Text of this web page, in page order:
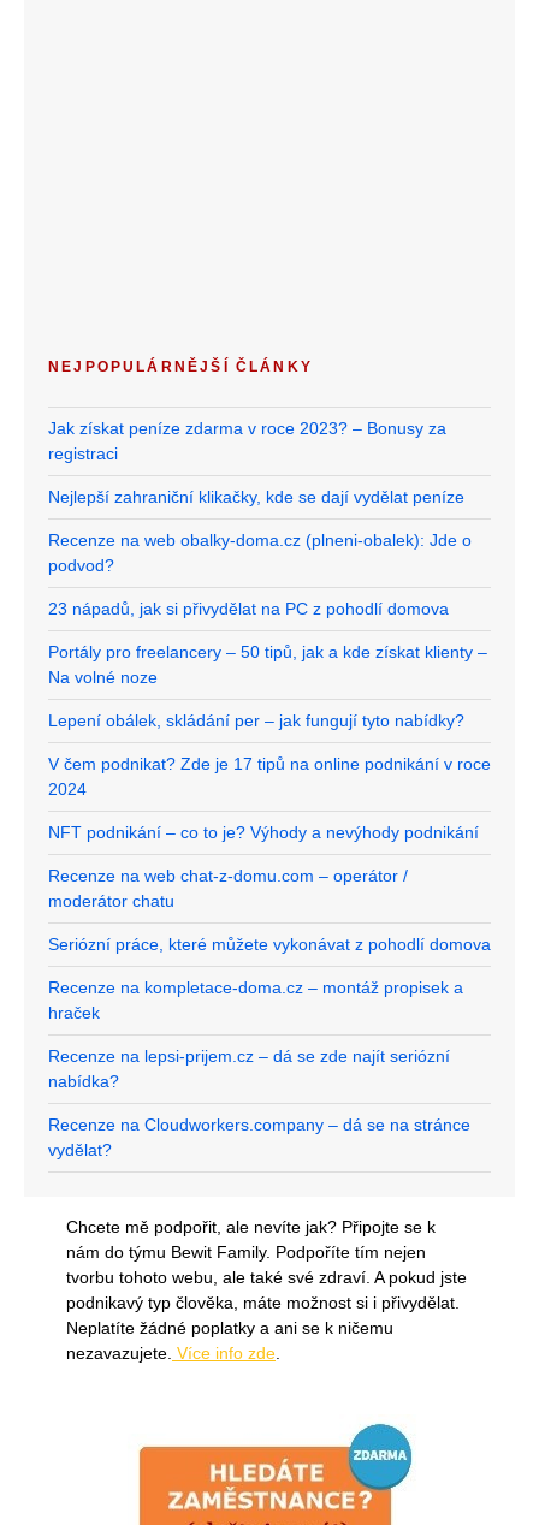
NEJPOPULÁRNĚJŠÍ ČLÁNKY
Jak získat peníze zdarma v roce 2023? – Bonusy za
registraci
Nejlepší zahraniční klikačky, kde se dají vydělat peníze
Recenze na web obalky-doma.cz (plneni-obalek): Jde o
podvod?
23 nápadů, jak si přivydělat na PC z pohodlí domova
Portály pro freelancery – 50 tipů, jak a kde získat klienty –
Na volné noze
Lepení obálek, skládání per – jak fungují tyto nabídky?
V čem podnikat? Zde je 17 tipů na online podnikání v roce
2024
NFT podnikání – co to je? Výhody a nevýhody podnikání
Recenze na web chat-z-domu.com – operátor /
moderátor chatu
Seriózní práce, které můžete vykonávat z pohodlí domova
Recenze na kompletace-doma.cz – montáž propisek a
hraček
Recenze na lepsi-prijem.cz – dá se zde najít seriózní
nabídka?
Recenze na Cloudworkers.company – dá se na stránce
vydělat?
Chcete mě podpořit, ale nevíte jak? Připojte se k
nám do týmu Bewit Family. Podpoříte tím nejen
tvorbu tohoto webu, ale také své zdraví. A pokud jste
podnikavý typ člověka, máte možnost si i přivydělat.
Neplatíte žádné poplatky a ani se k ničemu
nezavazujete. Více info zde.